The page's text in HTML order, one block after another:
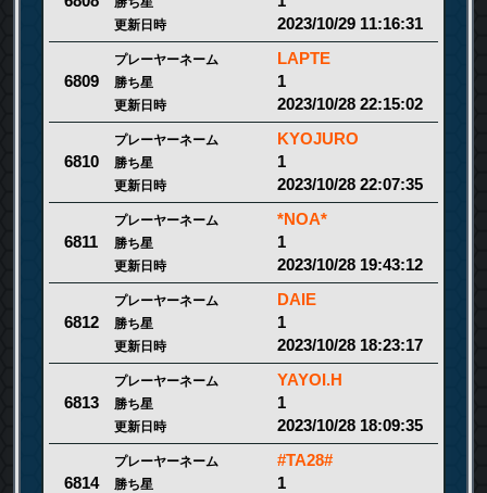
更新日時 2023/10/29 11:16:31
6809
プレーヤーネーム LAPTE
勝ち星 1
更新日時 2023/10/28 22:15:02
6810
プレーヤーネーム KYOJURO
勝ち星 1
更新日時 2023/10/28 22:07:35
6811
プレーヤーネーム *NOA*
勝ち星 1
更新日時 2023/10/28 19:43:12
6812
プレーヤーネーム DAIE
勝ち星 1
更新日時 2023/10/28 18:23:17
6813
プレーヤーネーム YAYOI.H
勝ち星 1
更新日時 2023/10/28 18:09:35
6814
プレーヤーネーム #TA28#
勝ち星 1